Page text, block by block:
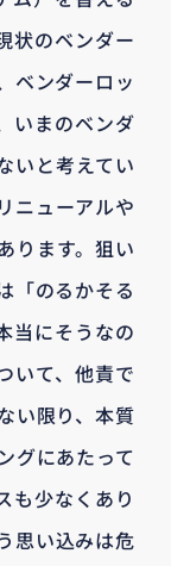
状のベンダー
ベンダーロッ
いまのベンダ
いと考えてい
ニューアルや
ります。狙い
「のるかそる
当にそうなの
いて、他責で
い限り、本質
グにあたって
も少なくあり
思い込みは危